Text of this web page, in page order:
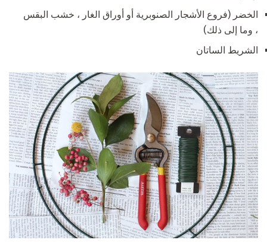
الخضر (فروع الأشجار الصنوبرية أو أوراق الغار ، خشب البقس
، وما إلى ذلك)
الشريط الساتان